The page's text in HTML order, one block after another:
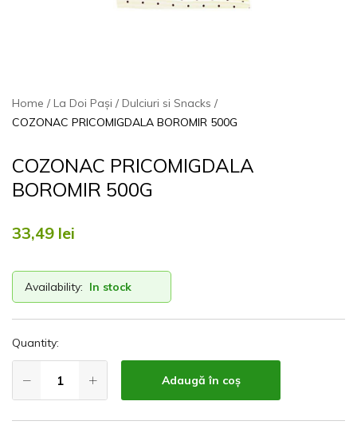
Home La Doi Pași
Dulciuri si Snacks
COZONAC PRICOMIGDALA BOROMIR 500G
COZONAC PRICOMIGDALA
BOROMIR 500G
33,49 lei
Availability: In stock
Quantity:
Adaugă în coș